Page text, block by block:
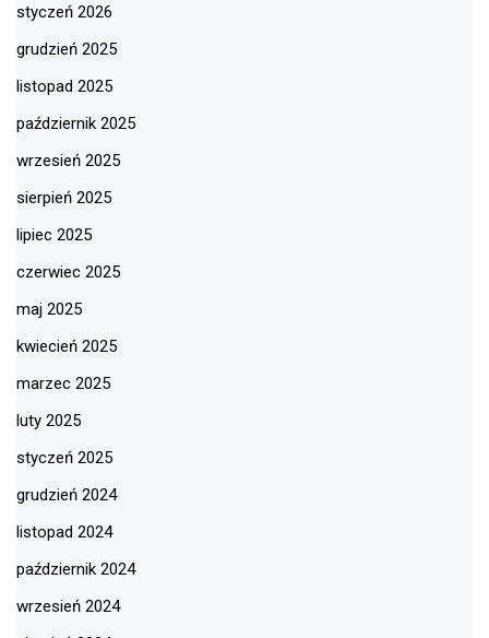
styczeń 2026
grudzień 2025
listopad 2025
październik 2025
wrzesień 2025
sierpień 2025
lipiec 2025
czerwiec 2025
maj 2025
kwiecień 2025
marzec 2025
luty 2025
styczeń 2025
grudzień 2024
listopad 2024
październik 2024
wrzesień 2024